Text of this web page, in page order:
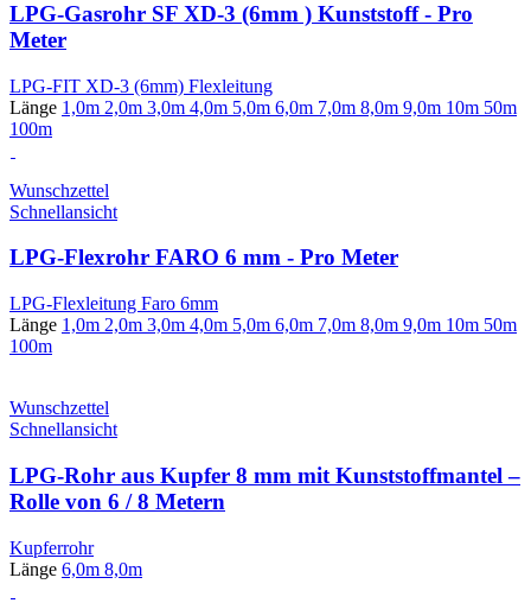
LPG-Gasrohr SF XD-3 (6mm ) Kunststoff - Pro
Meter
LPG-FIT XD-3 (6mm) Flexleitung
Länge 1,0m 2,0m 3,0m 4,0m 5,0m 6,0m 7,0m 8,0m 9,0m 10m 50m
100m
Wunschzettel
Schnellansicht
LPG-Flexrohr FARO 6 mm - Pro Meter
LPG-Flexleitung Faro 6mm
Länge 1,0m 2,0m 3,0m 4,0m 5,0m 6,0m 7,0m 8,0m 9,0m 10m 50m
100m
Wunschzettel
Schnellansicht
LPG-Rohr aus Kupfer 8 mm mit Kunststoffmantel –
Rolle von 6 / 8 Metern
Kupferrohr
Länge 6,0m 8,0m